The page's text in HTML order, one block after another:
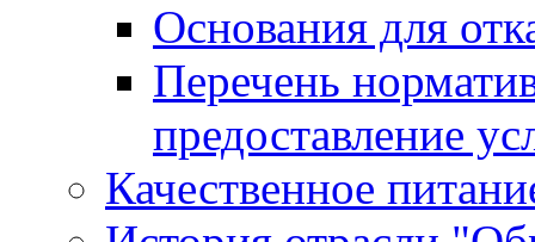
Основания для
Перечень
предоставление
Качественное